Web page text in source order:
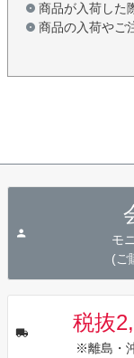
商品が入荷した
商品の入荷やご
モ
(ご
税抜
※離島・